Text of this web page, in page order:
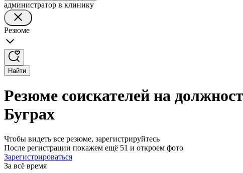
администратор в клинику
Резюме
Найти
Резюме соискателей на
Буграх
Чтобы видеть все резюме, зарегистрируйтесь
После регистрации покажем ещё 51 и откроем фото
Зарегистрироваться
За всё время